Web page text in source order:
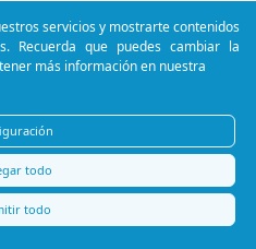
orgánico
el SEO empieza a dar
negocio. Las páginas
en keywords con
crece de forma
servicios y mostrarte contenidos
Recuerda que puedes cambiar la
más información en nuestra
todo
todo